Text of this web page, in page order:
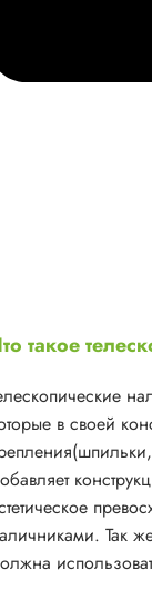
такое
в своей
Так